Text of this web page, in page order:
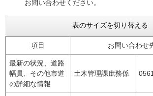
お問い合わせください。
表のサイズを切り替える
項目 お問い合わせ
最新の状況、道路
幅員、その他市道
の詳細な情報
土木管理課庶務係